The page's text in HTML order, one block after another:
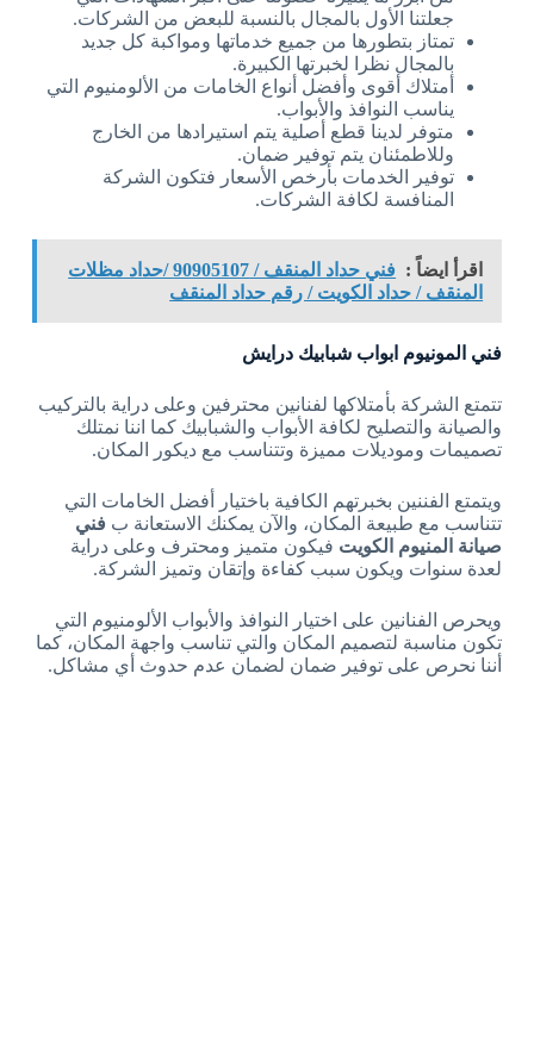
جعلتنا الأول بالمجال بالنسبة للبعض من الشركات.
تمتاز بتطورها من جميع خدماتها ومواكبة كل جديد
بالمجال نظرا لخبرتها الكبيرة.
أمتلاك أقوى وأفضل أنواع الخامات من الألومنيوم التي
يناسب النوافذ والأبواب.
متوفر لدينا قطع أصلية يتم استيرادها من الخارج
وللاطمئنان يتم توفير ضمان.
توفير الخدمات بأرخص الأسعار فتكون الشركة
المنافسة لكافة الشركات.
اقرأ ايضاً :
فني حداد المنقف / 90905107 /حداد مظلات
المنقف / حداد الكويت / رقم حداد المنقف
فني المونيوم ابواب شبابيك درايش
تتمتع الشركة بأمتلاكها لفنانين محترفين وعلى دراية بالتركيب
والصيانة والتصليح لكافة الأبواب والشبابيك كما اننا نمتلك
تصميمات وموديلات مميزة وتتناسب مع ديكور المكان.
ويتمتع الفننين بخبرتهم الكافية باختيار أفضل الخامات التي
تتناسب مع طبيعة المكان، والآن يمكنك الاستعانة ب فني
صيانة المنيوم الكويت فيكون متميز ومحترف وعلى دراية
لعدة سنوات ويكون سبب كفاءة وإتقان وتميز الشركة.
ويحرص الفنانين على اختيار النوافذ والأبواب الألومنيوم التي
تكون مناسبة لتصميم المكان والتي تناسب واجهة المكان، كما
أننا نحرص على توفير ضمان لضمان عدم حدوث أي مشاكل.